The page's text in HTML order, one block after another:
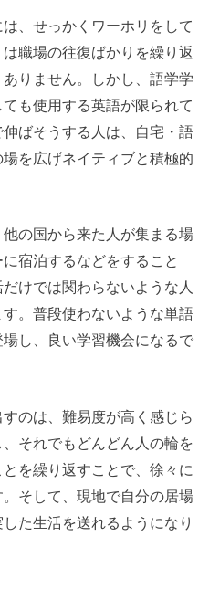
、せっかくワーホリをして
職場の往復ばかりを繰り返
りません。しかし、語学学
も使用する英語が限られて
ばそうする人は、自宅・語
を広げネイティブと積極的
の国から来た人が集まる場
宿泊するなどをすること
けでは関わらないような人
。普段使わないような単語
し、良い学習機会になるで
のは、難易度が高く感じら
それでもどんどん人の輪を
を繰り返すことで、徐々に
そして、現地で自分の居場
た生活を送れるようになり